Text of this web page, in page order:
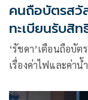
คนถือบัตรสวั
ทะเบียนรับสิ
‘รัชดา’เตือนถือบั
เรื่องค่าไฟและค่าน้